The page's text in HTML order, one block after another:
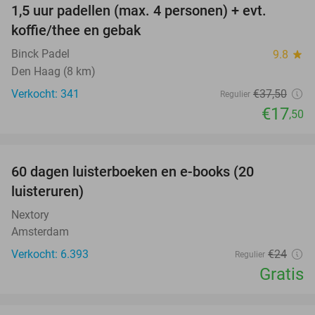
1,5 uur padellen (max. 4 personen) + evt.
koffie/thee en gebak
Binck Padel 9.8 star
Den Haag (8 km)
Verkocht: 341
Regulier €37,50
€17,50
60 dagen luisterboeken en e-books (20
luisteruren)
Nextory
Amsterdam
Verkocht: 6.393
Regulier €24
Gratis